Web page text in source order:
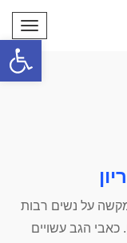
פתח
על נשים רבות
כאבי הגב עשויים